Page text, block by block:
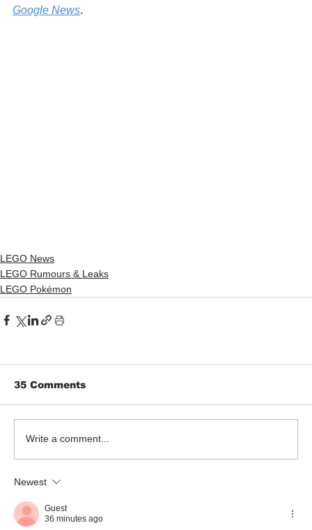
Google News.
LEGO News
LEGO Rumours & Leaks
LEGO Pokémon
35 Comments
Write a comment...
Newest
Guest
36 minutes ago